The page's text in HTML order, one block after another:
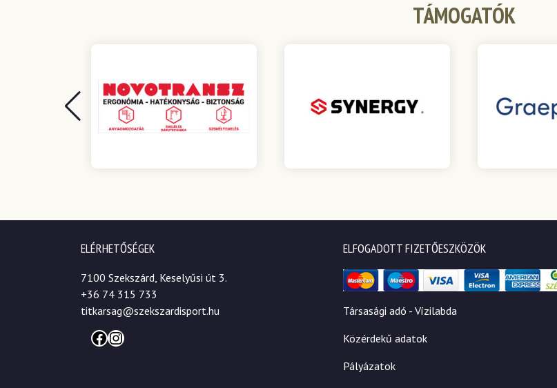
TÁMOGATÓK
ELÉRHETŐSÉGEK
7100 Szekszárd, Keselyűsi út 3.
+36 74 315 733
titkarsag@szekszardisport.hu
Facebook
Instagram
ELFOGADOTT FIZETŐESZKÖZÖK
Társasági adó - Vízilabda
Közérdekű adatok
Pályázatok